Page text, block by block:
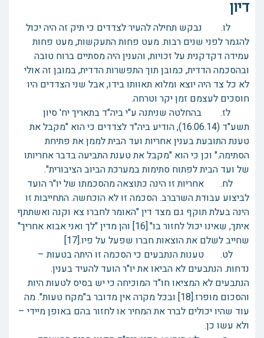
דיון
לו. נבקש תחילה להעיר לצדדים כי תיק זה היה יכול
להגמר לפני שנים רבות. מעט פחות התעקשות, מעט פחות
עמידה דקדקנית על זכויות, והענין היה מסתיים ברוח טובה
ובהסכמה הדדית, כמובן תוך התפשרות הדדית, במובן זה אולי
לא כל צד היה יוצא ומלוא תאוותו בידו, אבל שני הצדדים היו
חוסכים לעצמם זמן יקר וטרחה.
לז. בהחלטה שניתנה ע"י ביה"ד בתאריך יח' סיון
תשע"ד (16.06.14), הודיע ביה"ד לצדדים כי הוא "מקבל את
טענת התובעת בענין אחריות ועד הבית לממן את פתיחת
הסתימה." וכן כי הוא "מקבל את טענת התביעה בדבר אחריותו
של ועד הבית לפתוח סתימות במערכת הביוב הציבורית".
לח. אחריות זו הינה כתוצאה מהסכמתו של יו"ר הועד
לביצוע עבודת השרברב. הסכמה זו לא הוכחשה. התחייבות זו
הינה בעלת תוקף גם מצד דין "האומר לחברו צא וקנה ואשתתף
איתך, שאינו יכול לחזור בו".[16] והן מדין "לך ואני אבוא אחריך"
שחייב לשלם את הוצאות חברו שפעל על פיו.[17]
לט. טענות הנתבעים כי הסכמה זו היתה בטעות –
נדחות. הנתבעים לא הביאו את יו"ר הועד להעיד בענין.
הנתבעים לא המציאו חו"ד המוכיחה כי יש בסיס לטעות היות
והסכום מופרז.[18] ובכל מקרה אין מדובר ב"מקח טעות". מה
עוד שהיו יכולים לברר את המחיר או לחזור בהם באופן מיידי –
ולא עשו כן.